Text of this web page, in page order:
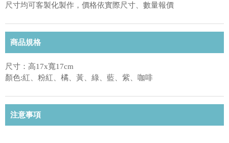
尺寸均可客製化製作，價格依實際尺寸、數量報價
商品規格
尺寸：高17x寬17cm
顏色:紅、粉紅、橘、黃、綠、藍、紫、咖啡
注意事項